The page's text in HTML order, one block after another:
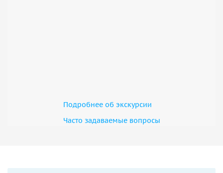
Подробнее об экскурсии
Часто задаваемые вопросы